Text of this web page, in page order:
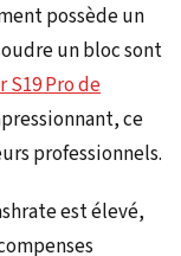
possède un
un bloc sont
S19 Pro de
ce
professionnels.
est élevé,